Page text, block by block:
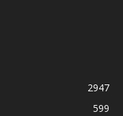
2947
599